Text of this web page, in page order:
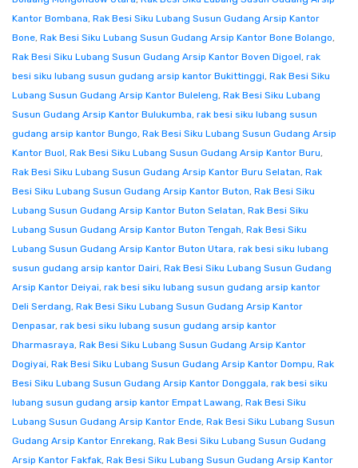
Kantor Bombana, Rak Besi Siku Lubang Susun Gudang Arsip Kantor
Bone, Rak Besi Siku Lubang Susun Gudang Arsip Kantor Bone Bolango,
Rak Besi Siku Lubang Susun Gudang Arsip Kantor Boven Digoel, rak
besi siku lubang susun gudang arsip kantor Bukittinggi, Rak Besi Siku
Lubang Susun Gudang Arsip Kantor Buleleng, Rak Besi Siku Lubang
Susun Gudang Arsip Kantor Bulukumba, rak besi siku lubang susun
gudang arsip kantor Bungo, Rak Besi Siku Lubang Susun Gudang Arsip
Kantor Buol, Rak Besi Siku Lubang Susun Gudang Arsip Kantor Buru,
Rak Besi Siku Lubang Susun Gudang Arsip Kantor Buru Selatan, Rak
Besi Siku Lubang Susun Gudang Arsip Kantor Buton, Rak Besi Siku
Lubang Susun Gudang Arsip Kantor Buton Selatan, Rak Besi Siku
Lubang Susun Gudang Arsip Kantor Buton Tengah, Rak Besi Siku
Lubang Susun Gudang Arsip Kantor Buton Utara, rak besi siku lubang
susun gudang arsip kantor Dairi, Rak Besi Siku Lubang Susun Gudang
Arsip Kantor Deiyai, rak besi siku lubang susun gudang arsip kantor
Deli Serdang, Rak Besi Siku Lubang Susun Gudang Arsip Kantor
Denpasar, rak besi siku lubang susun gudang arsip kantor
Dharmasraya, Rak Besi Siku Lubang Susun Gudang Arsip Kantor
Dogiyai, Rak Besi Siku Lubang Susun Gudang Arsip Kantor Dompu, Rak
Besi Siku Lubang Susun Gudang Arsip Kantor Donggala, rak besi siku
lubang susun gudang arsip kantor Empat Lawang, Rak Besi Siku
Lubang Susun Gudang Arsip Kantor Ende, Rak Besi Siku Lubang Susun
Gudang Arsip Kantor Enrekang, Rak Besi Siku Lubang Susun Gudang
Arsip Kantor Fakfak, Rak Besi Siku Lubang Susun Gudang Arsip Kantor